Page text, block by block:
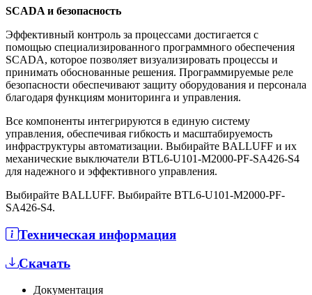
SCADA и безопасность
Эффективный контроль за процессами достигается с
помощью специализированного программного обеспечения
SCADA, которое позволяет визуализировать процессы и
принимать обоснованные решения. Программируемые реле
безопасности обеспечивают защиту оборудования и персонала
благодаря функциям мониторинга и управления.
Все компоненты интегрируются в единую систему
управления, обеспечивая гибкость и масштабируемость
инфраструктуры автоматизации. Выбирайте BALLUFF и их
механические выключатели BTL6-U101-M2000-PF-SA426-S4
для надежного и эффективного управления.
Выбирайте BALLUFF. Выбирайте BTL6-U101-M2000-PF-
SA426-S4.
Техническая информация
Скачать
Документация